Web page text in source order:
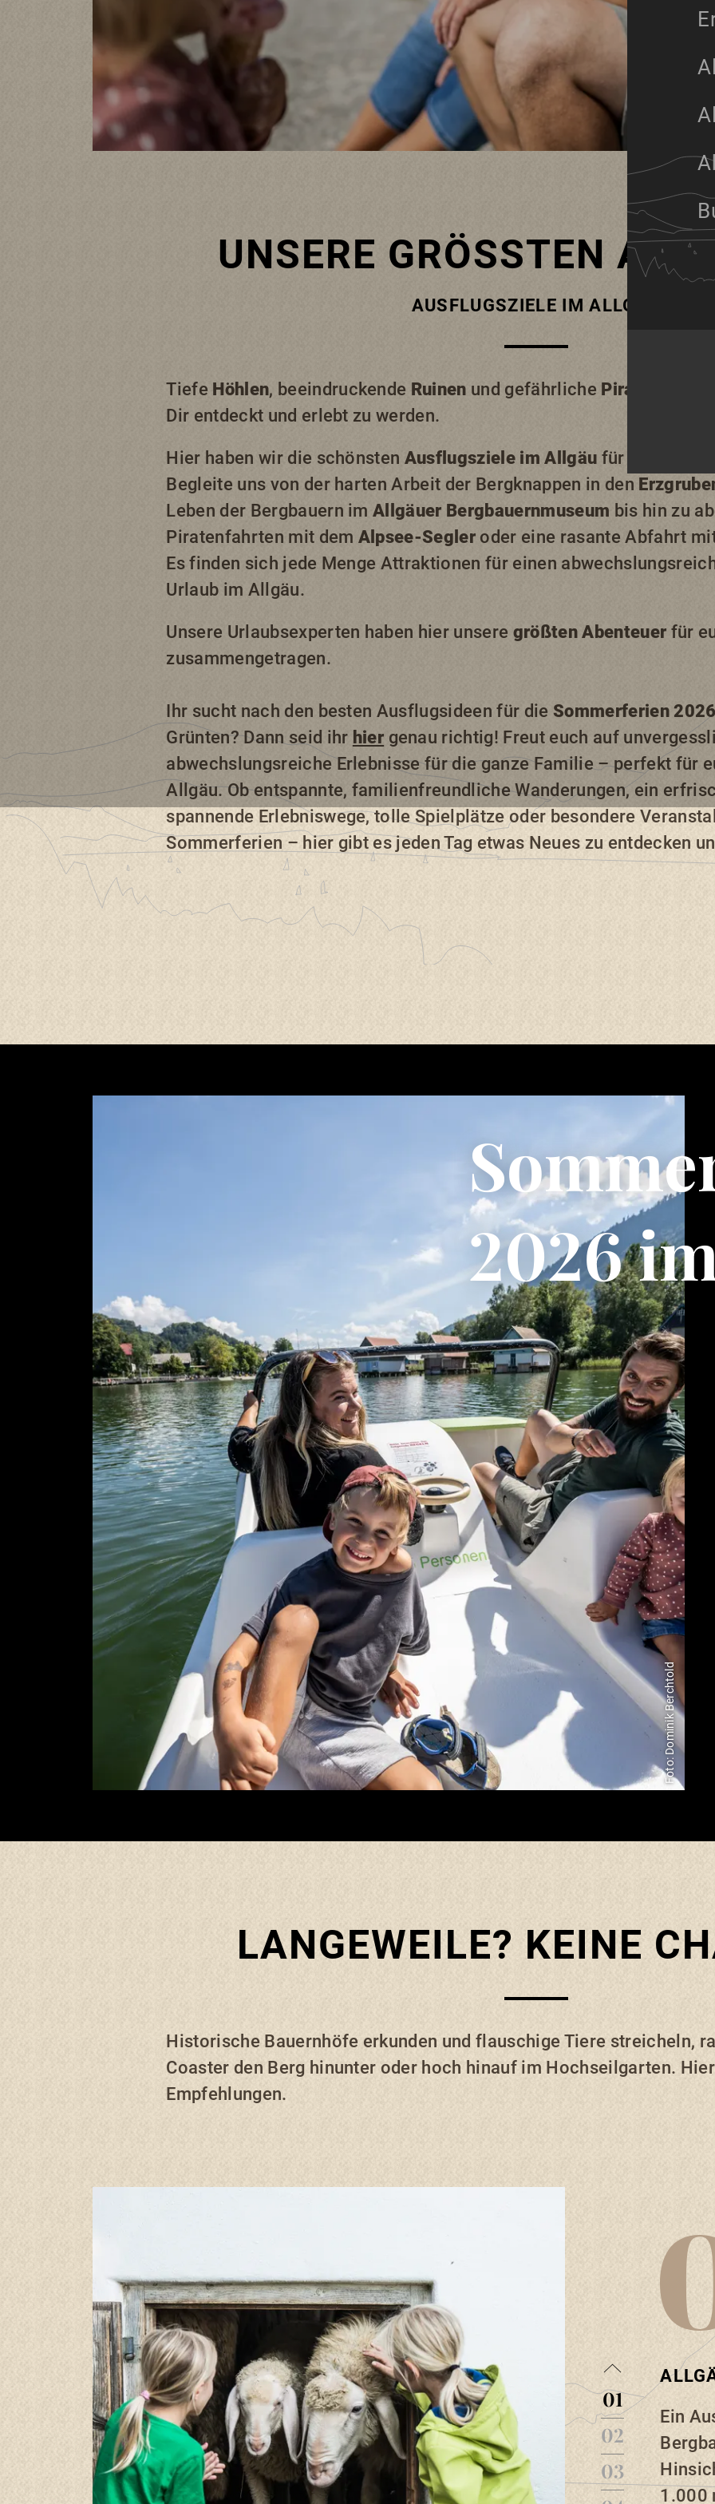
ORTE
UNSERE GRÖSSTEN
AUSFLUGSZIELE IM ALLGÄU
Tiefe Höhlen, beeindruckende Ruinen und gefährliche
Dir entdeckt und erlebt zu werden.
Hier haben wir die schönsten Ausflugsziele im Allgäu für die
Begleite uns von der harten Arbeit der Bergknappen in den
Leben der Bergbauern imAllgäuer Bergbauernmuseum bis hin zu
Piratenfahrten mit dem Alpsee-Segler oder eine rasante Abfahrt
Es finden sich jede Menge Attraktionen für einen
Urlaub im Allgäu.
Unsere Urlaubsexperten haben hier unsere größten Abenteuer für
zusammengetragen.
Ihr sucht nach den besten Ausflugsideen für dieSommerferien
Grünten? Dann seid ihr hier genau richtig! Freut euch auf
abwechslungsreiche Erlebnisse für die ganze Familie – perfekt für
Allgäu. Ob entspannte, familienfreundliche Wanderungen, ein
spannende Erlebniswege, tolle Spielplätze oder besondere
Sommerferien – hier gibt es jeden Tag etwas Neues zu entdecken
Foto: Dominik Berchtold
2026
LANGEWEILE? KEINE
Historische Bauernhöfe erkunden und flauschige Tiere streicheln,
Coaster den Berg hinunter oder hoch hinauf im Hochseilgarten.
Empfehlungen.
01
02
03
Ein
1.000